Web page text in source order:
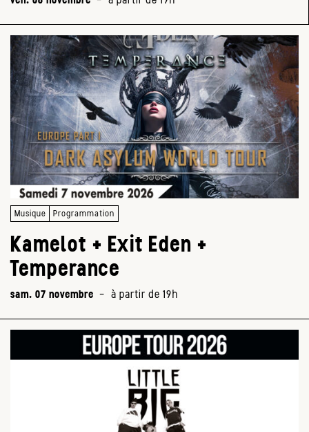
Musique Programmation
Kamelot + Exit Eden +
Temperance
sam. 07 novembre - à partir de 19h